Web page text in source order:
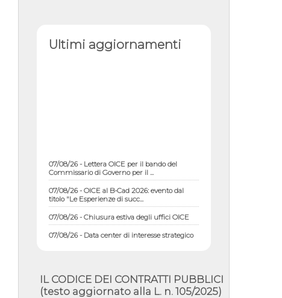
Ultimi aggiornamenti
Commissario di Governo per il ...
07/08/26 - OICE al B-Cad 2026: evento dal
titolo "Le Esperienze di succ...
07/08/26 - Chiusura estiva degli uffici OICE
07/08/26 - Data center di interesse strategico
nazionale; interventi pe...
07/08/26 - Ponte sullo Stretto di Messina:
deliberata la sussistenza di...
IL CODICE DEI CONTRATTI PUBBLICI
(testo aggiornato alla L. n. 105/2025)